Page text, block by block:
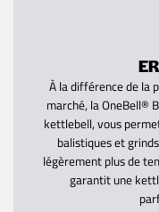
À la différence de la
marché, la OneBell®
kettlebell, vous
balistiques et
légèrement plus de
garantit une